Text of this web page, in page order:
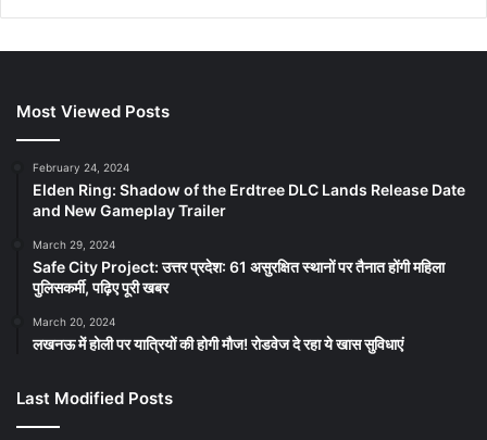
Most Viewed Posts
February 24, 2024
Elden Ring: Shadow of the Erdtree DLC Lands Release Date
and New Gameplay Trailer
March 29, 2024
Safe City Project: उत्तर प्रदेश: 61 असुरक्षित स्थानों पर तैनात होंगी महिला
पुलिसकर्मी, पढ़िए पूरी खबर
March 20, 2024
लखनऊ में होली पर यात्रियों की होगी मौज! रोडवेज दे रहा ये खास सुविधाएं
Last Modified Posts